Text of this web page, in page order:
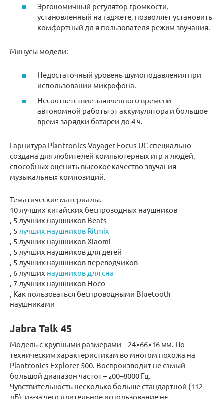
Эргономичный регулятор громкости,
установленный на гаджете, позволяет установить
комфортный дл я пользователя режим звучания.
Минусы модели:
Недостаточный уровень шумоподавления при
использовании микрофона.
Несоответствие заявленного времени
автономной работы от аккумулятора и большое
время зарядки батареи до 4 ч.
Гарнитура Plantronics Voyager Focus UC специально
создана для любителей компьютерных игр и людей,
способных оценить высокое качество звучания
музыкальных композиций.
Тематические материалы:
10 лучших китайских беспроводных наушников
, 5 лучших наушников Beats
, 5 лучших наушников Ritmix
, 5 лучших наушников Xiaomi
, 5 лучших наушников для детей
, 5 лучших наушников переводчиков
, 6 лучших наушников для сна
, 7 лучших наушников Hoco
, Как пользоваться беспроводными Bluetooth
наушниками
Jabra Talk 45
Модель с крупными размерами – 24×66×16 мм. По
техническим характеристикам во многом похожа на
Plantronics Explorer 500. Воспроизводит не самый
большой диапазон частот – 200–8000 Гц.
Чувствительность несколько больше стандартной (112
дБ), из-за чего длительное использование не